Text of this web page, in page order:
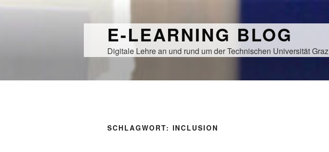
E-LEARNING BLOG
Digitale Lehre an und rund um der Technischen Universität Graz
SCHLAGWORT: INCLUSION